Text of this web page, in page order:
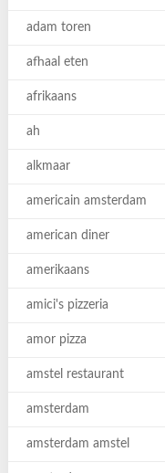
adam toren
afhaal eten
afrikaans
ah
alkmaar
americain amsterdam
american diner
amerikaans
amici's pizzeria
amor pizza
amstel restaurant
amsterdam
amsterdam amstel